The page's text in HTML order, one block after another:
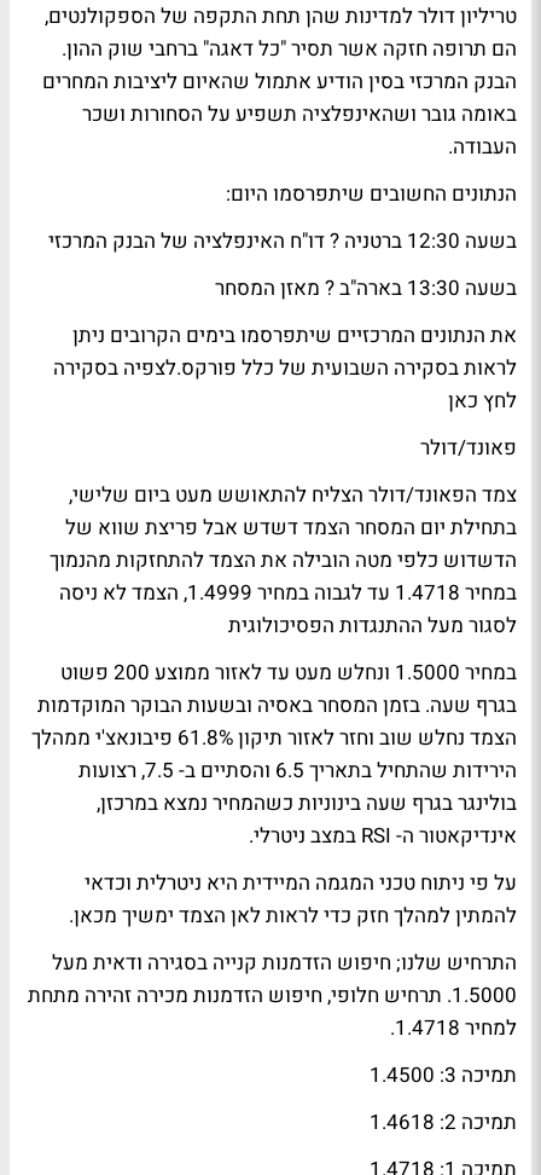
טריליון דולר למדינות שהן תחת התקפה של הספקולנטים,
הם תרופה חזקה אשר תסיר "כל דאגה" ברחבי שוק ההון.
הבנק המרכזי בסין הודיע אתמול שהאיום ליציבות המחרים
באומה גובר ושהאינפלציה תשפיע על הסחורות ושכר
העבודה.
הנתונים החשובים שיתפרסמו היום:
בשעה 12:30 ברטניה ? דו"ח האינפלציה של הבנק המרכזי
בשעה 13:30 בארה"ב ? מאזן המסחר
את הנתונים המרכזיים שיתפרסמו בימים הקרובים ניתן
לראות בסקירה השבועית של כלל פורקס.לצפיה בסקירה
לחץ כאן
פאונד/דולר
צמד הפאונד/דולר הצליח להתאושש מעט ביום שלישי,
בתחילת יום המסחר הצמד דשדש אבל פריצת שווא של
הדשדוש כלפי מטה הובילה את הצמד להתחזקות מהנמוך
במחיר 1.4718 עד לגבוה במחיר 1.4999, הצמד לא ניסה
לסגור מעל ההתנגדות הפסיכולוגית
במחיר 1.5000 ונחלש מעט עד לאזור ממוצע 200 פשוט
בגרף שעה. בזמן המסחר באסיה ובשעות הבוקר המוקדמות
הצמד נחלש שוב וחזר לאזור תיקון 61.8% פיבונאצ'י ממהלך
הירידות שהתחיל בתאריך 6.5 והסתיים ב- 7.5, רצועות
בולינגר בגרף שעה בינוניות כשהמחיר נמצא במרכזן,
אינדיקאטור ה- RSI במצב ניטרלי.
על פי ניתוח טכני המגמה המיידית היא ניטרלית וכדאי
להמתין למהלך חזק כדי לראות לאן הצמד ימשיך מכאן.
התרחיש שלנו; חיפוש הזדמנות קנייה בסגירה ודאית מעל
1.5000. תרחיש חלופי, חיפוש הזדמנות מכירה זהירה מתחת
למחיר 1.4718.
תמיכה 3: 1.4500
תמיכה 2: 1.4618